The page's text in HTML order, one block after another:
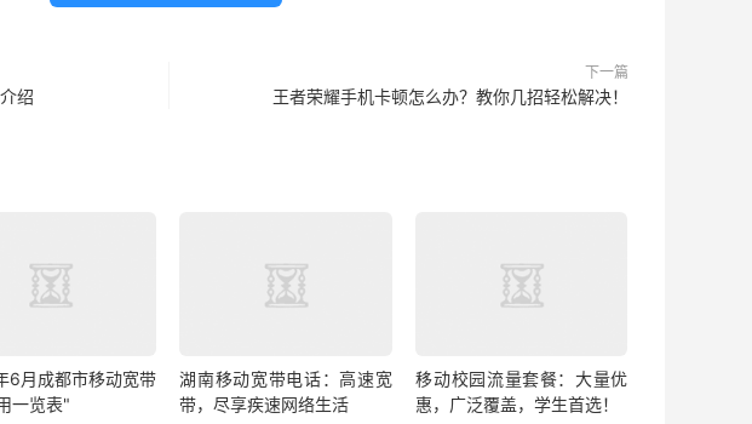
绍
下一篇
王者荣耀手机卡顿怎么办？教你几招轻松解决！
6月成都市移动宽带
一览表"
湖南移动宽带电话：高速宽
带，尽享疾速网络生活
移动校园流量套餐：大量优
惠，广泛覆盖，学生首选！